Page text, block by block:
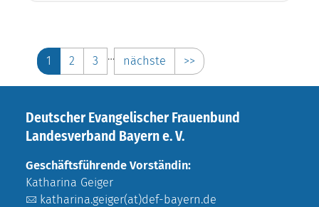
1 2 3 … nächste >>
Deutscher Evangelischer Frauenbund
Landesverband Bayern e. V.
Geschäftsführende Vorständin:
Katharina Geiger
katharina.geiger(at)def-bayern.de